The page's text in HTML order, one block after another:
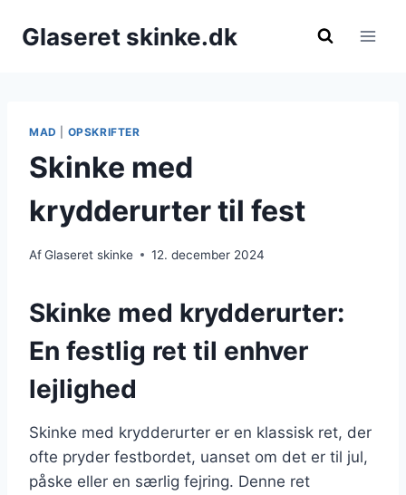
Glaseret skinke.dk
MAD OPSKRIFTER
Skinke med
krydderurter til fest
AfGlaseret skinke 12. december 2024
Skinke med krydderurter:
En festlig ret til enhver
lejlighed
Skinke med krydderurter er en klassisk ret, der
ofte pryder festbordet, uanset om det er til jul,
påske eller en særlig fejring. Denne ret